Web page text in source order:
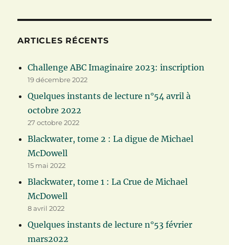
ARTICLES RÉCENTS
Challenge ABC Imaginaire 2023: inscription
19 décembre 2022
Quelques instants de lecture n°54 avril à
octobre 2022
27 octobre 2022
Blackwater, tome 2 : La digue de Michael
McDowell
15 mai 2022
Blackwater, tome 1 : La Crue de Michael
McDowell
8 avril 2022
Quelques instants de lecture n°53 février
mars2022